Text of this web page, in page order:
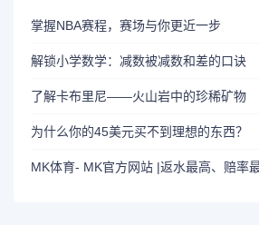
掌握NBA赛程，赛场与你更近一步
解锁小学数学：减数被减数和差的口诀
了解卡布里尼——火山岩中的珍稀矿物
为什么你的45美元买不到理想的东西？